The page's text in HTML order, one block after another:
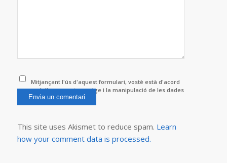
Mitjançant l'ús d'aquest formulari, vostè està d'acord
amb l'emmagatzematge i la manipulació de les dades
per aquest lloc web.
This site uses Akismet to reduce spam. Learn
how your comment data is processed.